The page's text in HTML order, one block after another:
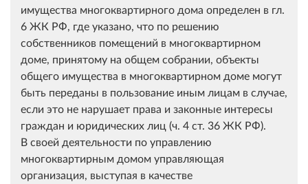
имущества многоквартирного дома определен в гл.
6 ЖК РФ, где указано, что по решению
собственников помещений в многоквартирном
доме, принятому на общем собрании, объекты
общего имущества в многоквартирном доме могут
быть переданы в пользование иным лицам в случае,
если это не нарушает права и законные интересы
граждан и юридических лиц (ч. 4 ст. 36 ЖК РФ).
В своей деятельности по управлению
многоквартирным домом управляющая
организация, выступая в качестве